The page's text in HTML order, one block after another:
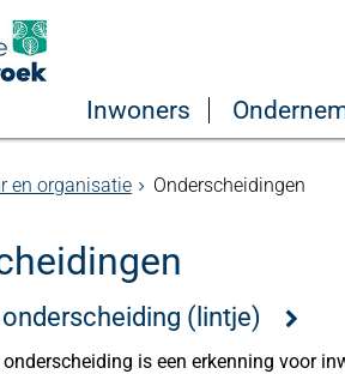
Inwoners
en organisatie Onderscheidingen
(lintje)
is een erkenning voor